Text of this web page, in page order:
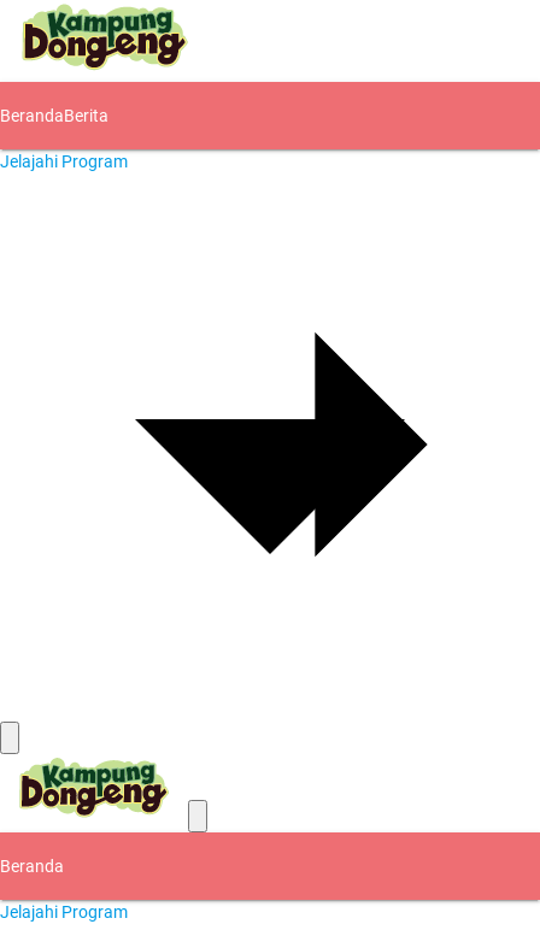
BerandaBerita
Jelajahi Program
Beranda
Jelajahi Program